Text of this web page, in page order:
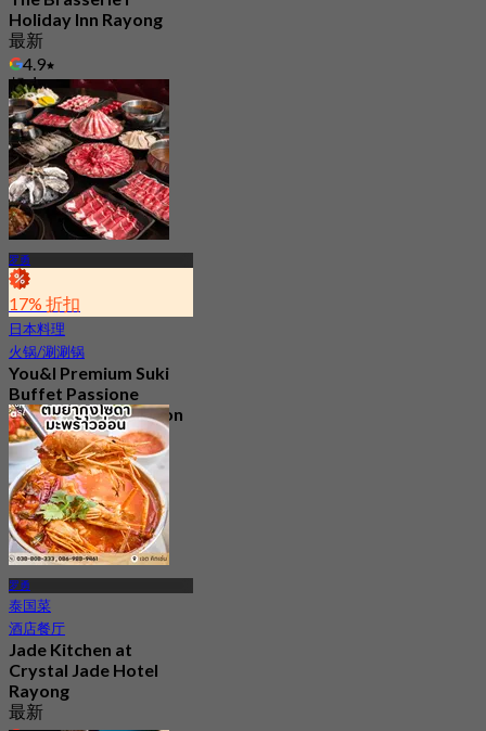
Holiday Inn Rayong
最新
4.9
起฿ 799
罗勇
17% 折扣
日本料理
火锅/涮涮锅
You&I Premium Suki
Buffet Passione
Shopping Destination
(Rayong)
4.7
466 已预订
起฿ 498
罗勇
泰国菜
酒店餐厅
Jade Kitchen at
Crystal Jade Hotel
Rayong
最新